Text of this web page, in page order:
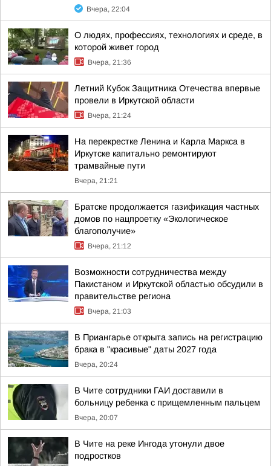
Вчера, 22:04
О людях, профессиях, технологиях и среде, в
которой живет город
Вчера, 21:36
Летний Кубок Защитника Отечества впервые
провели в Иркутской области
Вчера, 21:24
На перекрестке Ленина и Карла Маркса в
Иркутске капитально ремонтируют
трамвайные пути
Вчера, 21:21
Братске продолжается газификация частных
домов по нацпроетку «Экологическое
благополучие»
Вчера, 21:12
Возможности сотрудничества между
Пакистаном и Иркутской областью обсудили в
правительстве региона
Вчера, 21:03
В Приангарье открыта запись на регистрацию
брака в "красивые" даты 2027 года
Вчера, 20:24
В Чите сотрудники ГАИ доставили в
больницу ребенка с прищемленным пальцем
Вчера, 20:07
В Чите на реке Ингода утонули двое
подростков